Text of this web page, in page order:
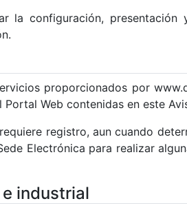
la configuración,
proporcionados por
Web contenidas en este
registro, aun cuando
Electrónica para realizar
industrial